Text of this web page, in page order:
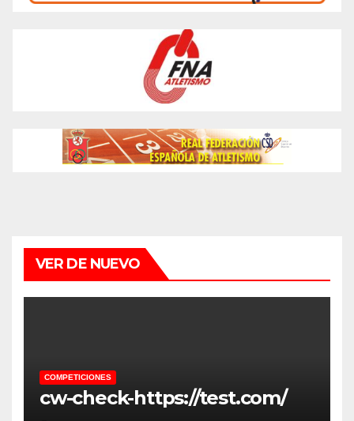
VER DE NUEVO
COMPETICIONES
cw-check-https://test.com/